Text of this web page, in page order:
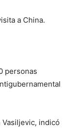
a China.
personas
indicó